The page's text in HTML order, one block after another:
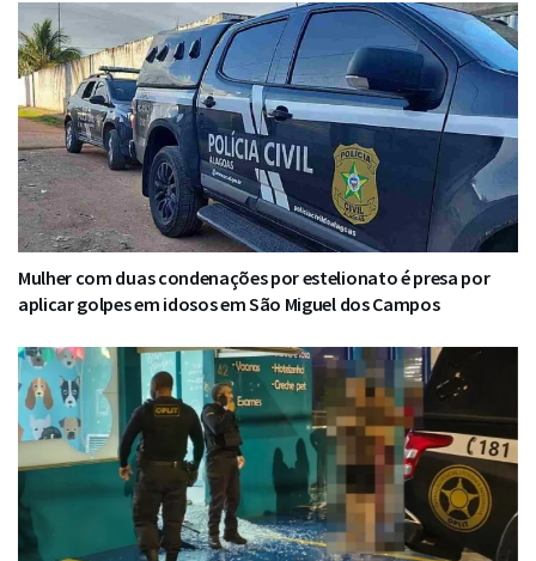
Mulher com duas condenações por estelionato é presa por
aplicar golpes em idosos em São Miguel dos Campos